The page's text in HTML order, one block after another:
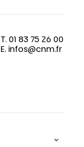
T. 01 83 75 26 00
E. infos@cnm.fr